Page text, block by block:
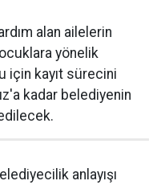
alan ailelerin
yönelik
için kayıt sürecini
kadar belediyenin
anlayışı